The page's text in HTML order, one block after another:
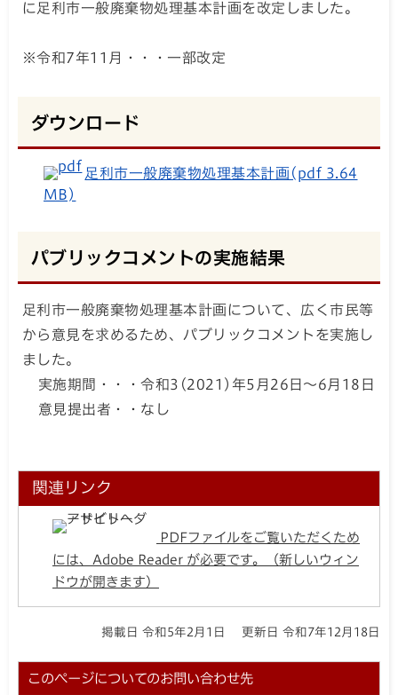
に足利市一般廃棄物処理基本計画を改定しました。
※令和7年11月・・・一部改定
ダウンロード
足利市一般廃棄物処理基本計画(pdf 3.64
MB)
パブリックコメントの実施結果
足利市一般廃棄物処理基本計画について、広く市民等
から意見を求めるため、パブリックコメントを実施し
ました。
実施期間・・・令和3(2021)年5月26日～6月18日
意見提出者・・なし
関連リンク
PDFファイルをご覧いただくため
には、Adobe Reader が必要です。（新しいウィン
ドウが開きます）
掲載日 令和5年2月1日 更新日 令和7年12月18日
このページについてのお問い合わせ先